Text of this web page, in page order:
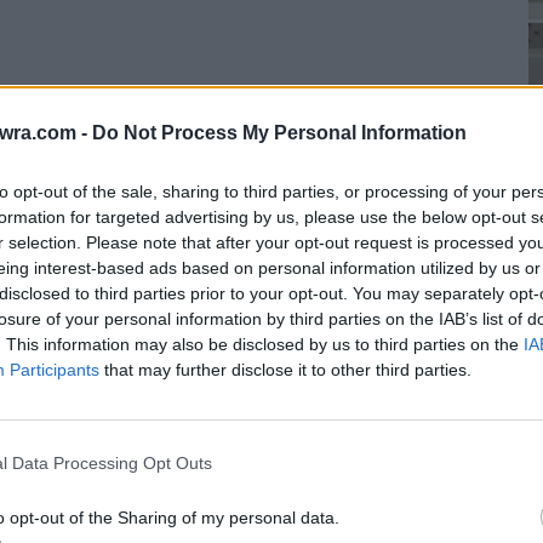
- Do Not Process My Personal Information
opt-out of the sale, sharing to third parties, or processing of your
for targeted advertising by us, please use the below opt-out
selection. Please note that after your opt-out request is processed
interest-based ads based on personal information utilized by us
to third parties prior to your opt-out. You may separately
of your personal information by third parties on the IAB’s list of
This information may also be disclosed by us to third parties on the
Participants that may further disclose it to other third parties.
Data Processing Opt Outs
opt-out of the Sharing of my personal data.
ταβέρνας στη Νάξο», ήταν το σχόλιο με το
«ανέβασε» στο Twitter, χρησιμοποιώντας τα